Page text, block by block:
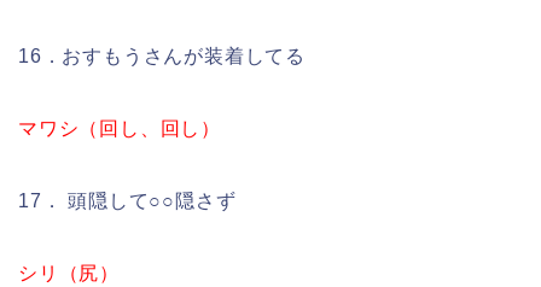
16．おすもうさんが装着してる
マワシ（回し、回し）
17． 頭隠して○○隠さず
シリ（尻）